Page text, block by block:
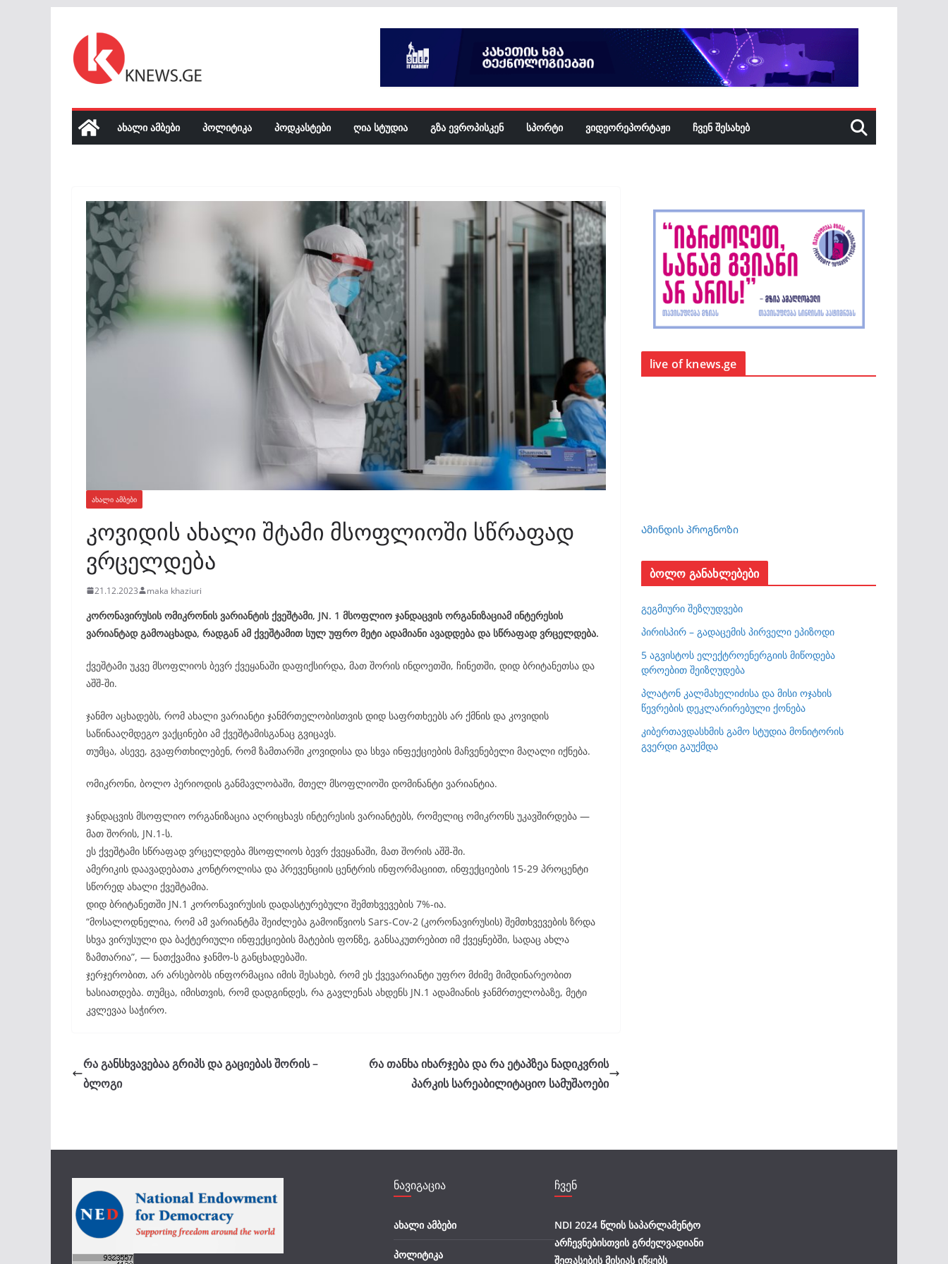
content
ᲐᲮᲐᲚᲘ ᲐᲛᲑᲔᲑᲘ ᲞᲝᲚᲘᲢᲘᲙᲐ ᲞᲝᲓᲙᲐᲡᲢᲔᲑᲘ ᲦᲘᲐ ᲡᲢᲣᲓᲘᲐ ᲒᲖᲐ ᲔᲕᲠᲝᲞᲘᲡᲙᲔᲜ ᲡᲞᲝᲠᲢᲘ ᲕᲘᲓᲔᲝᲠᲔᲞᲝᲠᲢᲐᲟᲘ ᲩᲕᲔᲜ ᲨᲔᲡᲐᲮᲔᲑ
ᲐᲮᲐᲚᲘ ᲐᲛᲑᲔᲑᲘ
კოვიდის ახალი შტამი მსოფლიოში სწრაფად
ვრცელდება
21.12.2023 maka khaziuri
კორონავირუსის ომიკრონის ვარიანტის ქვეშტამი, JN. 1 მსოფლიო ჯანდაცვის ორგანიზაციამ ინტერესის
ვარიანტად გამოაცხადა, რადგან ამ ქვეშტამით სულ უფრო მეტი ადამიანი ავადდება და სწრაფად ვრცელდება.
ქვეშტამი უკვე მსოფლიოს ბევრ ქვეყანაში დაფიქსირდა, მათ შორის ინდოეთში, ჩინეთში, დიდ ბრიტანეთსა და
აშშ-ში.
ჯანმო აცხადებს, რომ ახალი ვარიანტი ჯანმრთელობისთვის დიდ საფრთხეებს არ ქმნის და კოვიდის
საწინააღმდეგო ვაქცინები ამ ქვეშტამისგანაც გვიცავს.
თუმცა, ასევე, გვაფრთხილებენ, რომ ზამთარში კოვიდისა და სხვა ინფექციების მაჩვენებელი მაღალი იქნება.
ომიკრონი, ბოლო პერიოდის განმავლობაში, მთელ მსოფლიოში დომინანტი ვარიანტია.
ჯანდაცვის მსოფლიო ორგანიზაცია აღრიცხავს ინტერესის ვარიანტებს, რომელიც ომიკრონს უკავშირდება —
მათ შორის, JN.1-ს.
ეს ქვეშტამი სწრაფად ვრცელდება მსოფლიოს ბევრ ქვეყანაში, მათ შორის აშშ-ში.
ამერიკის დაავადებათა კონტროლისა და პრევენციის ცენტრის ინფორმაციით, ინფექციების 15-29 პროცენტი
სწორედ ახალი ქვეშტამია.
დიდ ბრიტანეთში JN.1 კორონავირუსის დადასტურებული შემთხვევების 7%-ია.
“მოსალოდნელია, რომ ამ ვარიანტმა შეიძლება გამოიწვიოს Sars-Cov-2 (კორონავირუსის) შემთხვევების ზრდა
სხვა ვირუსული და ბაქტერიული ინფექციების მატების ფონზე, განსაკუთრებით იმ ქვეყნებში, სადაც ახლა
ზამთარია”, — ნათქვამია ჯანმო-ს განცხადებაში.
ჯერჯერობით, არ არსებობს ინფორმაცია იმის შესახებ, რომ ეს ქვევარიანტი უფრო მძიმე მიმდინარეობით
ხასიათდება. თუმცა, იმისთვის, რომ დადგინდეს, რა გავლენას ახდენს JN.1 ადამიანის ჯანმრთელობაზე, მეტი
კვლევაა საჭირო.
რა განსხვავებაა გრიპს და გაციებას შორის –
ბლოგი
რა თანხა იხარჯება და რა ეტაპზეა ნადიკვრის
პარკის სარეაბილიტაციო სამუშაოები
live of knews.ge
Ამინდის პროგნოზი
ბოლო განახლებები
გეგმიური შეზღუდვები
პირისპირ – გადაცემის პირველი ეპიზოდი
5 აგვისტოს ელექტროენერგიის მიწოდება
დროებით შეიზღუდება
პლატონ კალმახელიძისა და მისი ოჯახის
წევრების დეკლარირებული ქონება
კიბერთავდასხმის გამო სტუდია მონიტორის
გვერდი გაუქმდა
ნავიგაცია
ახალი ამბები
პოლიტიკა
ჩვენ
NDI 2024 წლის საპარლამენტო
არჩევნებისთვის გრძელვადიანი
შეფასების მისიას იწყებს